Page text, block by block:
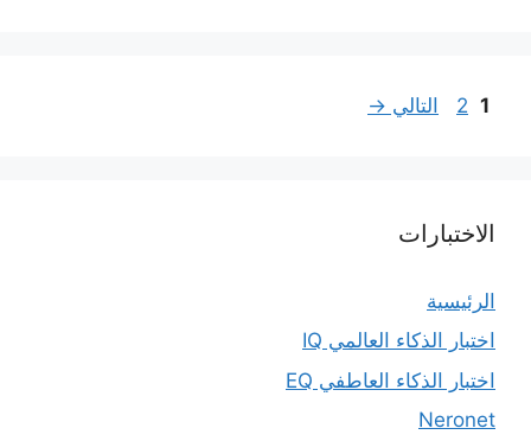
Page
1
Page
2 التالي →
الاختبارات
الرئيسية
اختبار الذكاء العالمي IQ
اختبار الذكاء العاطفي EQ
Neronet